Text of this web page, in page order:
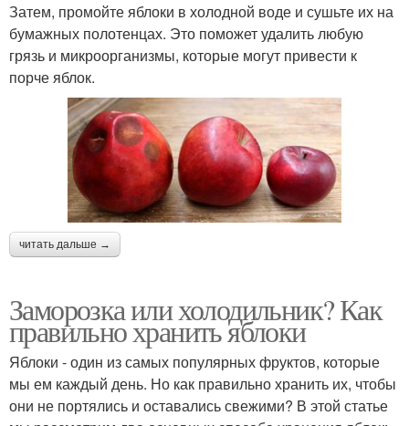
Затем, промойте яблоки в холодной воде и сушьте их на
бумажных полотенцах. Это поможет удалить любую
грязь и микроорганизмы, которые могут привести к
порче яблок.
читать дальше →
Заморозка или холодильник? Как
правильно хранить яблоки
Яблоки - один из самых популярных фруктов, которые
мы ем каждый день. Но как правильно хранить их, чтобы
они не портялись и оставались свежими? В этой статье